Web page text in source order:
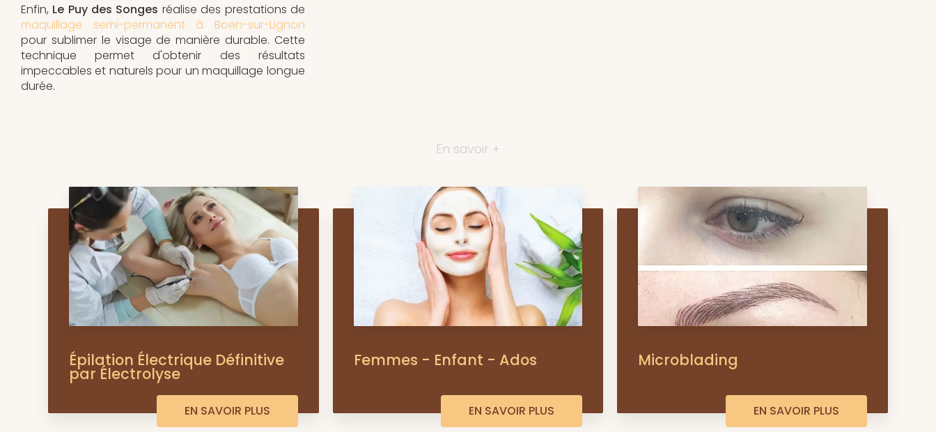
Enfin, Le Puy des Songes réalise des prestations de
maquillage semi-permanent à Boën-sur-Lignon
pour sublimer le visage de manière durable. Cette
technique permet d'obtenir des résultats
impeccables et naturels pour un maquillage longue
durée.
En savoir +
Épilation Électrique Définitive
par Électrolyse
EN SAVOIR PLUS
Femmes - Enfant - Ados
EN SAVOIR PLUS
Microblading
EN SAVOIR PLUS